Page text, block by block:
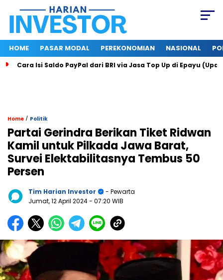
HOME PASAR MODAL PEREKONOMIAN NASIONAL
Cara Isi Saldo PayPal dari BRI via Jasa Top Up di Epayu
Home / Politik
Partai Gerindra Berikan Tiket Ridwan
Kamil untuk Pilkada Jawa Barat,
Survei Elektabilitasnya Tembus 50
Persen
Tim Harian Investor
- Pewarta
Jumat, 12 April 2024- 07:20 WIB